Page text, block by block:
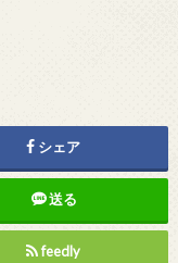
シェア
送る
feedly